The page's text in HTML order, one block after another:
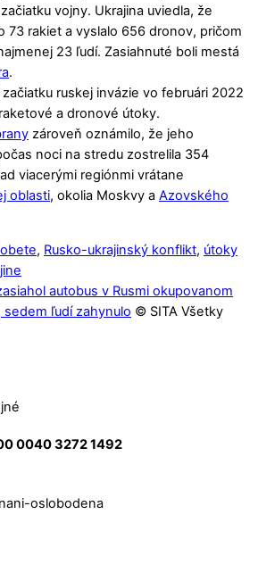
vojny. Ukrajina uviedla, že
73 rakiet a vyslalo 656 dronov, pričom
23 ľudí. Zasiahnuté boli mestá
.
ruskej invázie vo februári 2022
a dronové útoky.
zároveň oznámilo, že jeho
noci na stredu zostrelila 354
viacerými regiónmi vrátane
oblasti, okolia Moskvy a Azovského
, Rusko-ukrajinský konflikt, útoky
autobus v Rusmi okupovanom
ľudí zahynulo © SITA Všetky
0040 3272 1492